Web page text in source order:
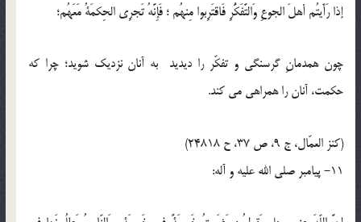
إذا رَأَيتُم أهلَ الجوعِ وَالتَّفَكُّرِ فَاقتَرِبوا مِنهُم ؛ فَإِنَّهُ تَجرِي الحِكمَةُ مَعَهُم؛
چون همدمانِ گرسنگى و تفكّر را ديديد به آنان نزديك شويد؛ چرا كه
حكمت، آنان را همراهى مى كند.
(كنز العمّال، ج 9، ص 37، ح 24818)
11- پيامبر صلى الله عليه و آله: